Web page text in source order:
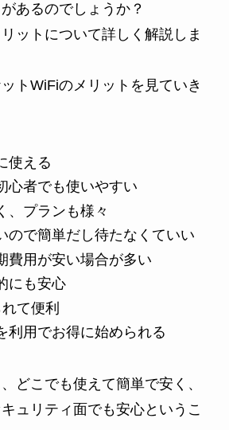
あるのでしょうか？
ットについて詳しく解説しま
トWiFiのメリットを見ていき
使える
心者でも使いやすい
、プランも様々
ので簡単だし待たなくていい
費用が安い場合が多い
にも安心
て便利
利用でお得に始められる
どこでも使えて簡単で安く、
ュリティ面でも安心というこ